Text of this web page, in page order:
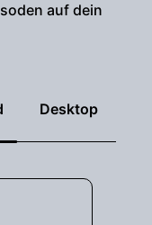
auf dein
Desktop